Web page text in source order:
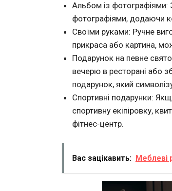
Альбом із фотографіями:
фотографіями, додаючи
Своїми руками: Ручне
прикраса або картина,
Подарунок на певне
вечерю в ресторані або
подарунок, який
Спортивні подарунки:
спортивну екіпіровку,
фітнес-центр.
Вас зацікавить: Меблеві